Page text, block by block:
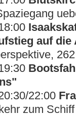
auf
22:00
zum Schiff